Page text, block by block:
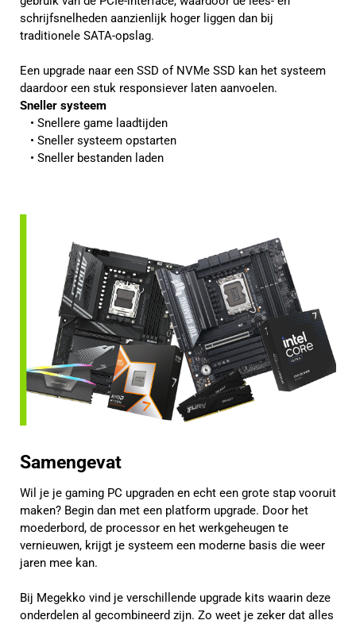
schrijfsnelheden aanzienlijk hoger liggen dan bij
traditionele SATA-opslag.
Een upgrade naar een SSD of NVMe SSD kan het systeem
daardoor een stuk responsiever laten aanvoelen.
Sneller systeem
Snellere game laadtijden
Sneller systeem opstarten
Sneller bestanden laden
Samengevat
Wil je je gaming PC upgraden en echt een grote stap vooruit
maken? Begin dan met een platform upgrade. Door het
moederbord, de processor en het werkgeheugen te
vernieuwen, krijgt je systeem een moderne basis die weer
jaren mee kan.
Bij Megekko vind je verschillende upgrade kits waarin deze
onderdelen al gecombineerd zijn. Zo weet je zeker dat alles